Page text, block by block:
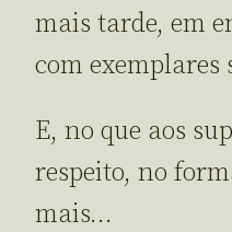
mais tarde, em
com exemplares
E, no que aos
respeito, no
mais…